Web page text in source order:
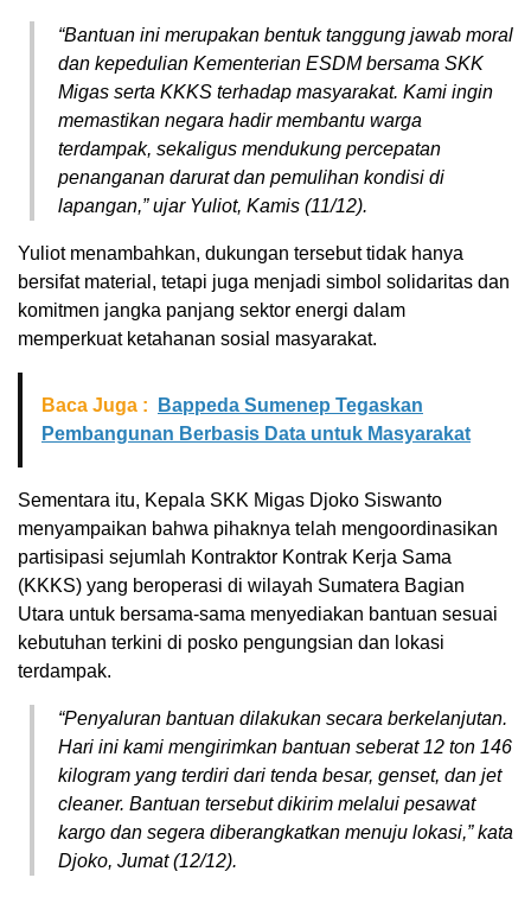
“Bantuan ini merupakan bentuk tanggung jawab moral
dan kepedulian Kementerian ESDM bersama SKK
Migas serta KKKS terhadap masyarakat. Kami ingin
memastikan negara hadir membantu warga
terdampak, sekaligus mendukung percepatan
penanganan darurat dan pemulihan kondisi di
lapangan,” ujar Yuliot, Kamis (11/12).
Yuliot menambahkan, dukungan tersebut tidak hanya
bersifat material, tetapi juga menjadi simbol solidaritas dan
komitmen jangka panjang sektor energi dalam
memperkuat ketahanan sosial masyarakat.
Baca Juga :
Bappeda Sumenep Tegaskan
Pembangunan Berbasis Data untuk Masyarakat
Sementara itu, Kepala SKK Migas Djoko Siswanto
menyampaikan bahwa pihaknya telah mengoordinasikan
partisipasi sejumlah Kontraktor Kontrak Kerja Sama
(KKKS) yang beroperasi di wilayah Sumatera Bagian
Utara untuk bersama-sama menyediakan bantuan sesuai
kebutuhan terkini di posko pengungsian dan lokasi
terdampak.
“Penyaluran bantuan dilakukan secara berkelanjutan.
Hari ini kami mengirimkan bantuan seberat 12 ton 146
kilogram yang terdiri dari tenda besar, genset, dan jet
cleaner. Bantuan tersebut dikirim melalui pesawat
kargo dan segera diberangkatkan menuju lokasi,” kata
Djoko, Jumat (12/12).